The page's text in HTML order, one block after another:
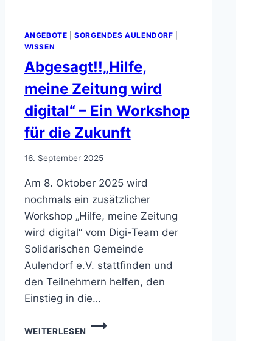
ANGEBOTE |SORGENDES AULENDORF
WISSEN
Abgesagt!!„Hilfe,
meine Zeitung wird
digital“ – Ein Workshop
für die Zukunft
16. September 2025
Am 8. Oktober 2025 wird
nochmals ein zusätzlicher
Workshop „Hilfe, meine Zeitung
wird digital“ vom Digi-Team der
Solidarischen Gemeinde
Aulendorf e.V. stattfinden und
den Teilnehmern helfen, den
Einstieg in die…
WEITERLESEN
ABGESAGT!!